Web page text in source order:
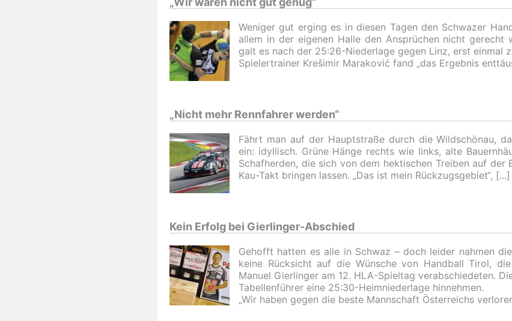
Weniger gut erging es in diesen Tagen den Schwazer
allem in der eigenen Halle den Ansprüchen nicht gerecht
galt es nach der 25:26-Niederlage gegen Linz, erst einmal
Spielertrainer Krešimir Maraković fand „das Ergebnis
„Nicht mehr Rennfahrer werden“
Fährt man auf der Hauptstraße durch die Wildschönau,
ein: idyllisch. Grüne Hänge rechts wie links, alte
Schafherden, die sich von dem hektischen Treiben auf der
Kau-Takt bringen lassen. „Das ist mein Rückzugsgebiet“,
Kein Erfolg bei Gierlinger-Abschied
Gehofft hatten es alle in Schwaz – doch leider nahmen
keine Rücksicht auf die Wünsche von Handball Tirol,
Manuel Gierlinger am 12. HLA-Spieltag verabschiedeten.
Tabellenführer eine 25:30-Heimniederlage hinnehmen.
„Wir haben gegen die beste Mannschaft Österreichs